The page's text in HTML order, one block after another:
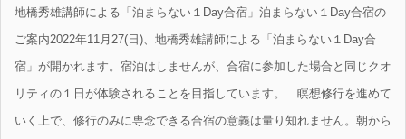
地橋秀雄講師による「泊まらない１Day合宿」泊まらない１Day合宿の
ご案内2022年11月27(日)、地橋秀雄講師による「泊まらない１Day合
宿」が開かれます。宿泊はしませんが、合宿に参加した場合と同じクオ
リティの１日が体験されることを目指しています。 瞑想修行を進めて
いく上で、修行のみに専念できる合宿の意義は量り知れません。朝から